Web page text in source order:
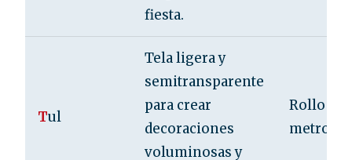
fiesta.
Tul
Tela ligera y
semitransparente
para crear
decoraciones
voluminosas y
Rollo de
metros